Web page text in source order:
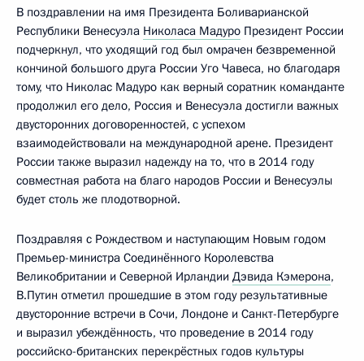
В поздравлении на имя Президента Боливарианской
Республики Венесуэла Николаса Мадуро Президент России
подчеркнул, что уходящий год был омрачен безвременной
кончиной большого друга России Уго Чавеса, но благодаря
тому, что Николас Мадуро как верный соратник команданте
продолжил его дело, Россия и Венесуэла достигли важных
двусторонних договоренностей, с успехом
взаимодействовали на международной арене. Президент
России также выразил надежду на то, что в 2014 году
совместная работа на благо народов России и Венесуэлы
будет столь же плодотворной.
Поздравляя с Рождеством и наступающим Новым годом
Премьер-министра Соединённого Королевства
Великобритании и Северной Ирландии Дэвида Кэмерона,
В.Путин отметил прошедшие в этом году результативные
двусторонние встречи в Сочи, Лондоне и Санкт-Петербурге
и выразил убеждённость, что проведение в 2014 году
российско-британских перекрёстных годов культуры